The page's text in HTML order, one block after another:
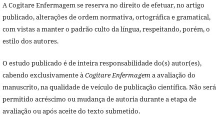
A Cogitare Enfermagem se reserva no direito de efetuar, no artigo
publicado, alterações de ordem normativa, ortográfica e gramatical,
com vistas a manter o padrão culto da língua, respeitando, porém, o
estilo dos autores.
O estudo publicado é de inteira responsabilidade do(s) autor(es),
cabendo exclusivamente àCogitare Enfermagema avaliação do
manuscrito, na qualidade de veículo de publicação científica. Não será
permitido acréscimo ou mudança de autoria durante a etapa de
avaliação ou após aceite do texto submetido.